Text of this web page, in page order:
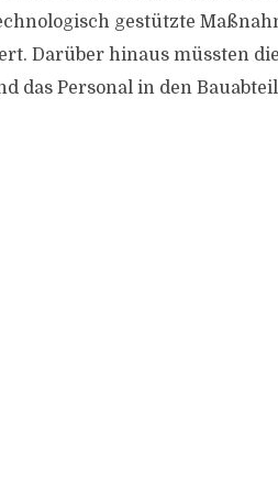
gestützte
Darüber hinaus müssten
das Personal in den